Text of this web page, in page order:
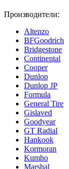
Производители:
Altenzo
BFGoodrich
Bridgestone
Continental
Cooper
Dunlop
Dunlop JP
Formula
General Tire
Gislaved
Goodyear
GT Radial
Hankook
Kormoran
Kumho
Marshal